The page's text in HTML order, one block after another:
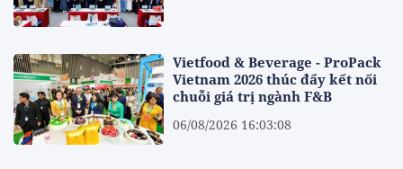
Vietfood & Beverage - ProPack
Vietnam 2026 thúc đẩy kết nối
chuỗi giá trị ngành F&B
06/08/2026 16:03:08